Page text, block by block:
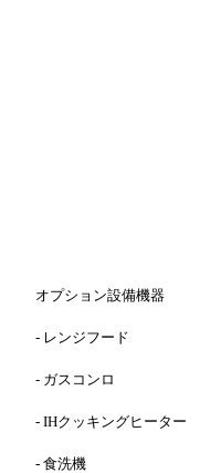
オプション設備機器
- レンジフード
- ガスコンロ
-IHクッキングヒーター
-食洗機